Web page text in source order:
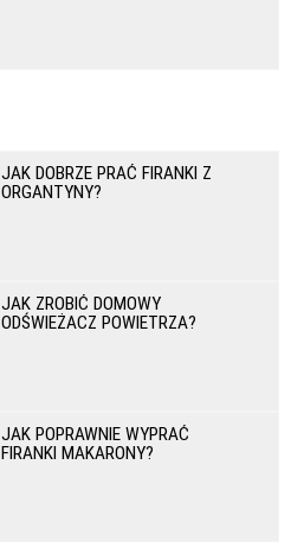
JAK DOBRZE PRAĆ FIRANKI Z
ORGANTYNY?
JAK ZROBIĆ DOMOWY
ODŚWIEŻACZ POWIETRZA?
JAK POPRAWNIE WYPRAĆ
FIRANKI MAKARONY?